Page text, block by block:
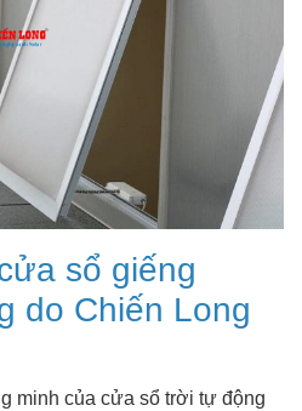
sổ giếng
do Chiến Long
minh của cửa sổ trời tự động